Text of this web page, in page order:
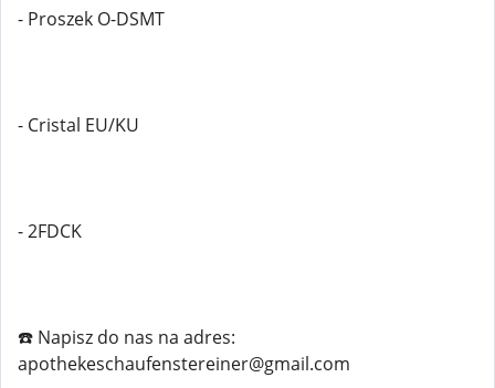
- Proszek O-DSMT
- Cristal EU/KU
- 2FDCK
☎️ Napisz do nas na adres:
apothekeschaufenstereiner@gmail.com